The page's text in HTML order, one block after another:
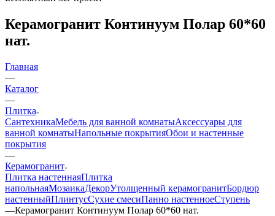
Керамогранит Континуум Полар 60*60
нат.
Главная
—
Каталог
—
Плитка
СантехникаМебель для ванной комнатыАксессуары для
ванной комнатыНапольные покрытияОбои и настенные
покрытия
—
Керамогранит
Плитка настеннаяПлитка
напольнаяМозаикаДекорУтолщенный керамогранитБордюр
настенныйПлинтусСухие смесиПанно настенноеСтупень
—Керамогранит Континуум Полар 60*60 нат.